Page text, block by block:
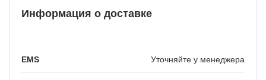
Информация о доставке
EMS Уточняйте у менеджера